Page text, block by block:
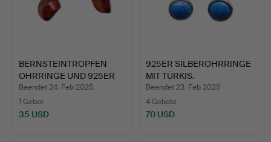
BERNSTEINTROPFEN
OHRRINGE UND 925ER
SILBER.
Beendet 24. Feb 2025
1 Gebot
35 USD
925ER SILBEROHRRINGE
MIT TÜRKIS.
Beendet 23. Feb 2025
4 Gebote
70 USD